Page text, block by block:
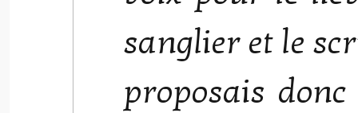
sanglier et le
proposais